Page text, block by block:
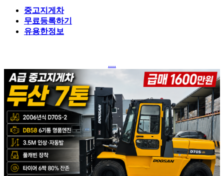
중고지게차
무료등록하기
유용한정보
....